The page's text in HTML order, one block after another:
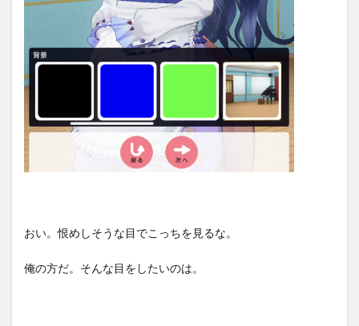
おい。恨めしそうな目でこっちを見るな。
俺の方だ。そんな目をしたいのは。